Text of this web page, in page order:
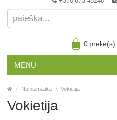
0 prekė(s)
MENU
Numizmatika Vokietija
Vokietija